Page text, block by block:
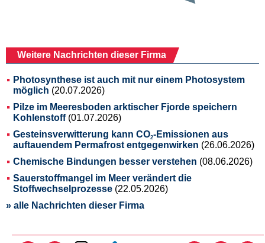
Weitere Nachrichten dieser Firma
Photosynthese ist auch mit nur einem Photosystem
möglich (20.07.2026)
Pilze im Meeresboden arktischer Fjorde speichern
Kohlenstoff(01.07.2026)
Gesteinsverwitterung kann CO2-Emissionen aus
auftauendem Permafrost entgegenwirken (26.06.2026)
Chemische Bindungen besser verstehen (08.06.2026)
Sauerstoffmangel im Meer verändert die
Stoffwechselprozesse (22.05.2026)
» alle Nachrichten dieser Firma